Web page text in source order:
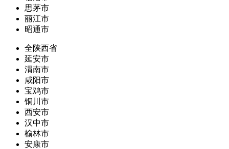
思茅市
丽江市
昭通市
全陕西省
延安市
渭南市
咸阳市
宝鸡市
铜川市
西安市
汉中市
榆林市
安康市